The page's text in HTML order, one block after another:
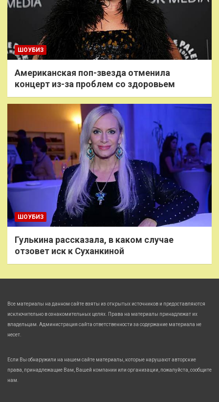
ШОУБИЗ
Американская поп-звезда отменила
концерт из-за проблем со здоровьем
ШОУБИЗ
Гулькина рассказала, в каком случае
отзовет иск к Суханкиной
Все материалы на данном сайте взяты из открытых источников и предоставляются
исключительно в ознакомительных целях. Права на материалы принадлежат их
владельцам. Администрация сайта ответственности за содержание материала не
несет.
Если Вы обнаружили на нашем сайте материалы, которые нарушают авторские
права, принадлежащие Вам, Вашей компании или организации, пожалуйста, сообщите
нам.